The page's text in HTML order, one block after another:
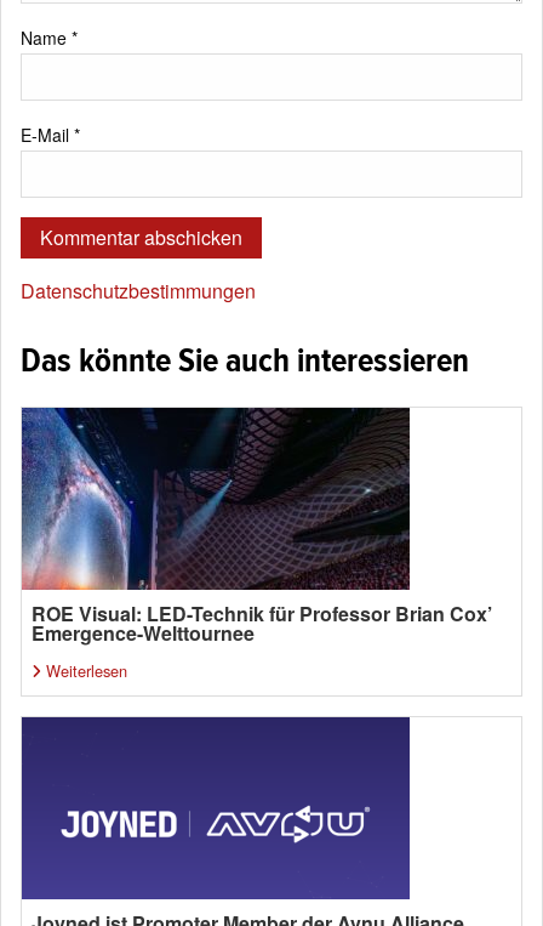
Name *
E-Mail *
Datenschutzbestimmungen
Das könnte Sie auch interessieren
ROE Visual: LED-Technik für Professor Brian Cox’
Emergence-Welttournee
Weiterlesen